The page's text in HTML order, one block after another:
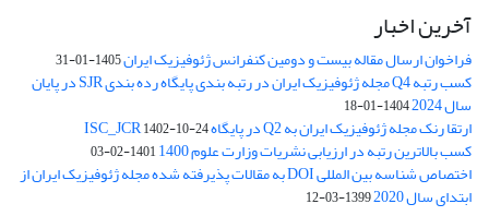
آخرین اخبار
فراخوان ارسال مقاله بیست و دومین کنفرانس ژئوفیزیک ایران1405-01-31
کسب رتبه Q4 مجله ژئوفیزیک ایران در رتبه بندی پایگاه رده بندی SJR در پایان
سال 2024 1404-01-18
ارتقا رنک مجله ژئوفیزیک ایران به Q2 در پایگاه ISC_JCR 1402-10-24
کسب بالاترین رتبه در ارزیابی نشریات وزارت علوم 1400 1401-02-03
اختصاص شناسه بین المللی DOI به مقالات پذیرفته شده مجله ژئوفیزیک ایران از
ابتدای سال 2020 1399-03-12